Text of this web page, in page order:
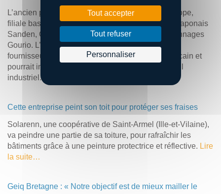
L’ancien président de Sanden Manufacturing Europe,
filiale basée en Ille-et-Vilaine de l’équipementier japonais
Sanden, Olivier Campy vient d’acquérir les Cartonnages
Gourio. L’entrepreneur veut élargir la clientèle du
fournisseur de solutions de packaging costarmoricain et
pourrait investir dans la réorganisation de son outil
industriel.
Cette entreprise peint son toit pour protéger ses fraises
Solarenn, une coopérative de Saint-Armel (Ille-et-Vilaine),
va peindre une partie de sa toiture, pour rafraîchir les
bâtiments grâce à une peinture protectrice et réflective. Lire
la suite…
Geiq Bretagne : « Notre objectif est de mieux mailler le
Tout accepter
Tout refuser
Personnaliser